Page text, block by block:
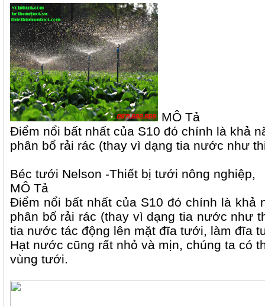
MÔ Tả
Điểm nổi bất nhất của S10 đó chính là khả
phân bổ rải rác (thay vì dạng tia nước như
Béc tưới Nelson -Thiết bị tưới nông nghiệp,
MÔ Tả
Điểm nổi bất nhất của S10 đó chính là
phân bổ rải rác (thay vì dạng tia nước như
tia nước tác động lên mặt đĩa tưới, làm đĩa
Hạt nước cũng rất nhỏ và mịn, chúng ta có
vùng tưới.